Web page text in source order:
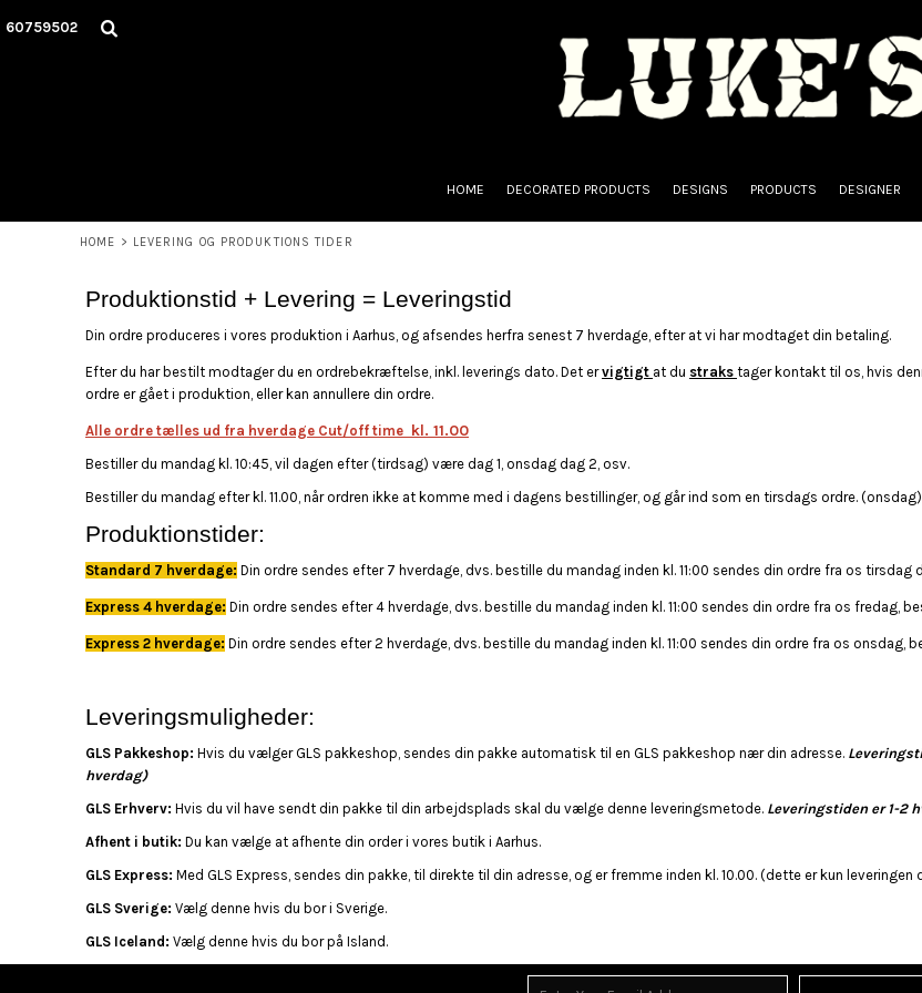
60759502
HOME DECORATED PRODUCTS DESIGNS PRODUCTS DESIGNER
HOME > LEVERING OG PRODUKTIONS TIDER
Produktionstid + Levering = Leveringstid
Din ordre produceres i vores produktion i Aarhus, og afsendes herfra senest 7 hverdage, efter at vi har modtaget din betaling.
Efter du har bestilt modtager du en ordrebekræftelse, inkl. leverings dato. Det ervigtigt at du straks tager kontakt til os, hvis
ordre er gået i produktion, eller kan annullere din ordre.
Alle ordre tælles ud fra hverdage Cut/off time kl. 11.00
Bestiller du mandag kl. 10:45, vil dagen efter (tirdsag) være dag 1, onsdag dag 2, osv.
Bestiller du mandag efter kl. 11.00, når ordren ikke at komme med i dagens bestillinger, og går ind som en tirsdags ordre.
Produktionstider:
Standard 7 hverdage: Din ordre sendes efter 7 hverdage, dvs. bestille du mandag inden kl. 11:00 sendes din ordre fra os
Express 4 hverdage: Din ordre sendes efter 4 hverdage, dvs. bestille du mandag inden kl. 11:00 sendes din ordre fra os fredag,
Express 2 hverdage: Din ordre sendes efter 2 hverdage, dvs. bestille du mandag inden kl. 11:00 sendes din ordre fra os onsdag,
Leveringsmuligheder:
GLS Pakkeshop: Hvis du vælger GLS pakkeshop, sendes din pakke automatisk til en GLS pakkeshop nær din adresse.
hverdag)
GLS Erhverv: Hvis du vil have sendt din pakke til din arbejdsplads skal du vælge denne leveringsmetode. Leveringstiden er 1-2
Afhent i butik: Du kan vælge at afhente din order i vores butik i Aarhus.
GLS Express: Med GLS Express, sendes din pakke, til direkte til din adresse, og er fremme inden kl. 10.00. (dette er kun
GLS Sverige: Vælg denne hvis du bor i Sverige.
GLS Iceland: Vælg denne hvis du bor på Island.
HOME
LOG IND
OPRET BRUGER
CURRENCY: DKK